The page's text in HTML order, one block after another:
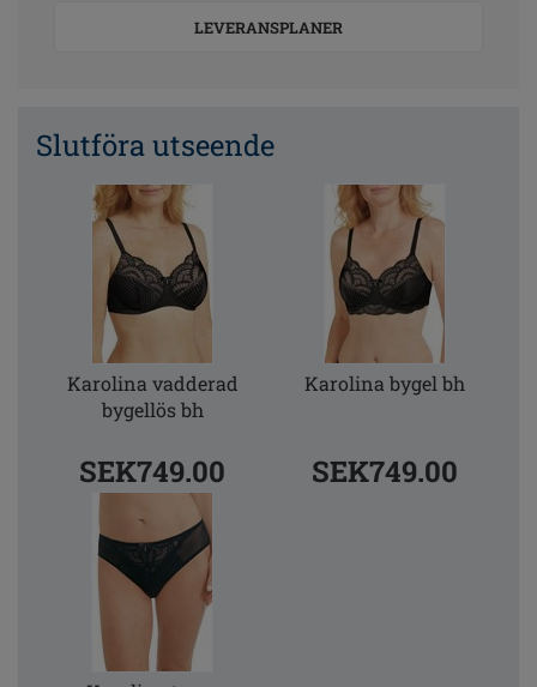
LEVERANSPLANER
Slutföra utseende
Karolina vadderad
bygellös bh
SEK749.00
Karolina bygel bh
SEK749.00